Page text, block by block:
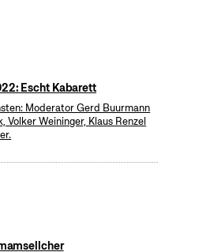
Escht Kabarett
Moderator Gerd Buurmann
Volker Weininger, Klaus Renzel